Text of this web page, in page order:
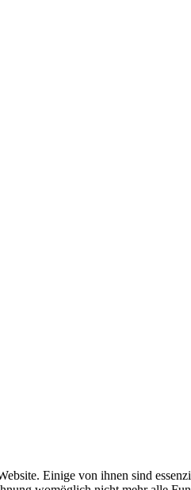
Einige von ihnen sind